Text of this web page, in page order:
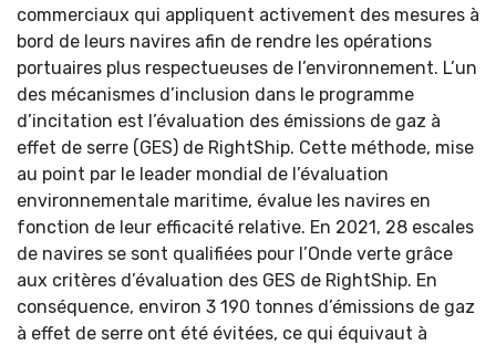
commerciaux qui appliquent activement des mesures à
bord de leurs navires afin de rendre les opérations
portuaires plus respectueuses de l’environnement. L’un
des mécanismes d’inclusion dans le programme
d’incitation est l’évaluation des émissions de gaz à
effet de serre (GES) de RightShip. Cette méthode, mise
au point par le leader mondial de l’évaluation
environnementale maritime, évalue les navires en
fonction de leur efficacité relative. En 2021, 28 escales
de navires se sont qualifiées pour l’Onde verte grâce
aux critères d’évaluation des GES de RightShip. En
conséquence, environ 3 190 tonnes d’émissions de gaz
à effet de serre ont été évitées, ce qui équivaut à